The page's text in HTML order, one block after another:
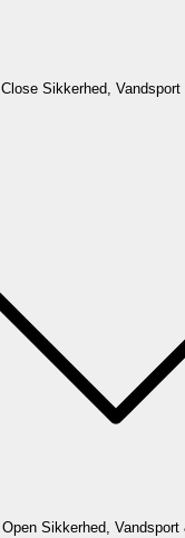
Close Sikkerhed, Vandsport
Open Sikkerhed, Vandsport